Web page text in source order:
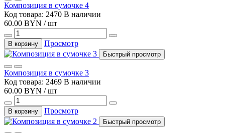
Композиция в сумочке 4
Код товара: 2470 В наличии
60.00 BYN / шт
В корзину Просмотр
Быстрый просмотр
Композиция в сумочке 3
Код товара: 2469 В наличии
60.00 BYN / шт
В корзину Просмотр
Быстрый просмотр